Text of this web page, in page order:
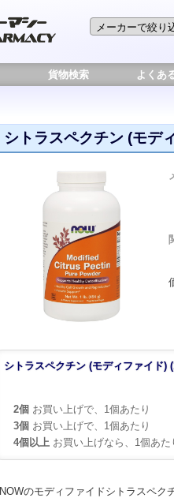
貨物検索 よくあ
シトラスペクチン (モデ
シトラスペクチン (モディファイド)
2個 お買い上げで、1個あたり
3個 お買い上げで、1個あたり
4個以上 お買い上げなら、1個あた
NOWのモディファイドシトラスペク